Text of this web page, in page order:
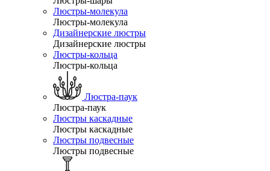
Люстры-молекула
Люстры-молекула
Дизайнерские люстры
Дизайнерские люстры
Люстры-кольца
Люстры-кольца
Люстра-паук
Люстра-паук
Люстры каскадные
Люстры каскадные
Люстры подвесные
Люстры подвесные